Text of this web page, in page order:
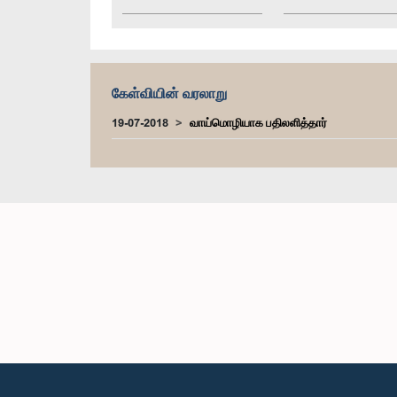
கேள்வியின் வரலாறு
19-07-2018 வாய்மொழியாக பதிலளித்தார்